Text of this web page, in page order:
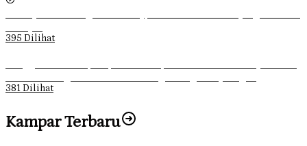
395 Dilihat
381 Dilihat
Kampar Terbaru